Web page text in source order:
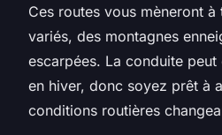
Ces routes vous mèneront
variés, des montagnes
escarpées. La conduite
en hiver, donc soyez prêt à
conditions routières